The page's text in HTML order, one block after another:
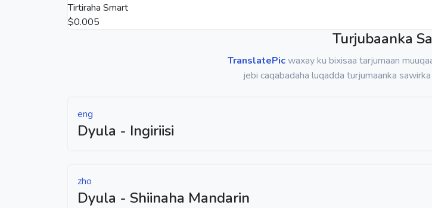
Tirtiraha Smart
$0.005
Turjubaanka
TranslatePicwaxay ku bixisaa tarjumaan
jebi caqabadaha luqadda turjumaanka
eng
Dyula - Ingiriisi
zho
Dyula - Shiinaha Mandarin